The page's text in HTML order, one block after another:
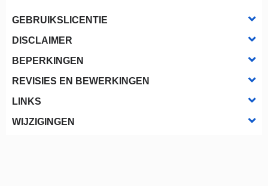
GEBRUIKSLICENTIE
DISCLAIMER
BEPERKINGEN
REVISIES EN BEWERKINGEN
LINKS
WIJZIGINGEN